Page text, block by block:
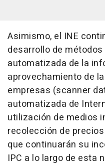
Asimismo, el INE
desarrollo de
automatizada de la
aprovechamiento de
empresas (scanner
automatizada de
utilización de medios
recolección de
que continuarán su
IPC a lo largo de esta